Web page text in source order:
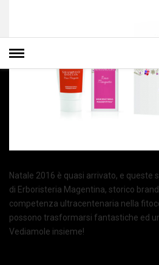
Natale 2016 è quasi arrivato, e queste
di Erboristeria Magentina, storico
competenza ultracentenaria nella
possono trasformarsi fantastiche ed
Vediamole insieme!